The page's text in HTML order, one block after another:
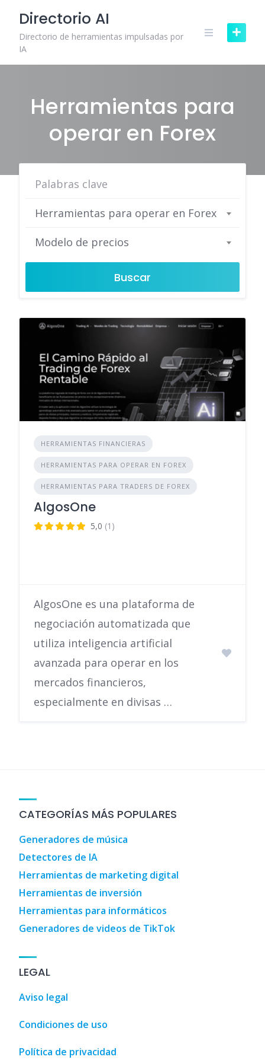
content
Directorio AI
Directorio de herramientas impulsadas por
IA
Herramientas para
operar en Forex
Herramientas para operar en Forex
Modelo de precios
Buscar
HERRAMIENTAS FINANCIERAS
HERRAMIENTAS PARA OPERAR EN FOREX
HERRAMIENTAS PARA TRADERS DE FOREX
AlgosOne
5,0 (1)
AlgosOne es una plataforma de
negociación automatizada que
utiliza inteligencia artificial
avanzada para operar en los
mercados financieros,
especialmente en divisas …
CATEGORÍAS MÁS POPULARES
Generadores de música
Detectores de IA
Herramientas de marketing digital
Herramientas de inversión
Herramientas para informáticos
Generadores de videos de TikTok
LEGAL
Aviso legal
Condiciones de uso
Política de privacidad